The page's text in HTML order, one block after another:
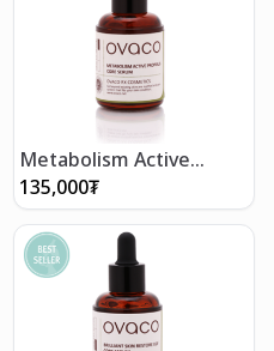
Metabolism Active
propolis- Хөгшрөлтийн
эсрэг алттай серум
50мл
135,000₮